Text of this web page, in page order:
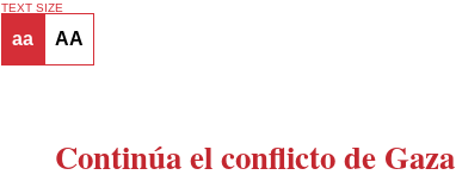
TEXT SIZE
aa AA
Continúa el conflicto de Gaza